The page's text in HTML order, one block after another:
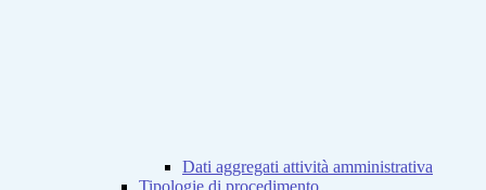
Dati aggregati attività amministrativa